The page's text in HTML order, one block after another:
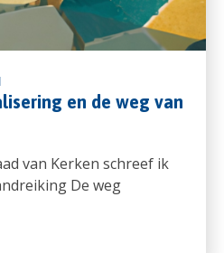
en de weg van
van Kerken schreef ik
De weg